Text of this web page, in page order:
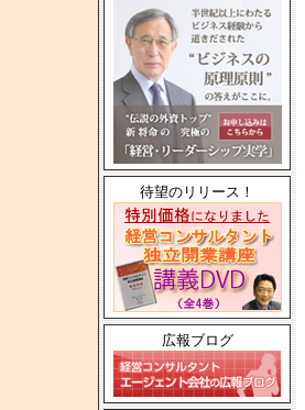
待望のリリース！
広報ブログ